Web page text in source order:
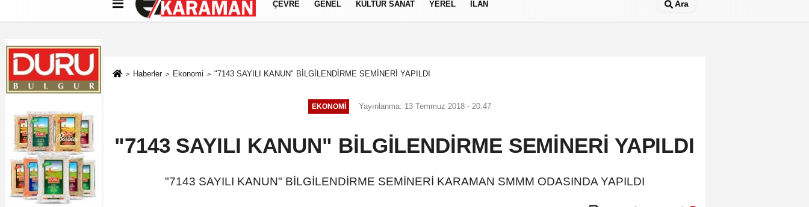
Künye İletişim Çerez Politikası Gizlilik İlkeleri
ÇEVRE GENEL KÜLTÜR SANAT YEREL İLAN Ara
Haberler Ekonomi "7143 SAYILI KANUN" BİLGİLENDİRME SEMİNERİ YAPILDI
EKONOMI Yayınlanma: 13 Temmuz 2018 - 20:47
"7143 SAYILI KANUN" BİLGİLENDİRME SEMİNERİ YAPILDI
"7143 SAYILI KANUN" BİLGİLENDİRME SEMİNERİ KARAMAN SMMM ODASINDA YAPILDI